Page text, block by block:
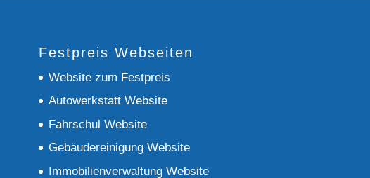
Festpreis Webseiten
Website zum Festpreis
Autowerkstatt Website
Fahrschul Website
Gebäudereinigung Website
Immobilienverwaltung Website